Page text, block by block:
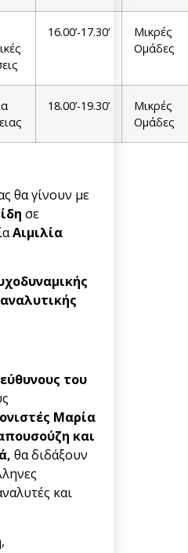
16.00’-17.30’
Μικρές
Ομάδες
18.00’-19.30’
Μικρές
Ομάδες
θα γίνουν με
σε
Αιμιλία
του
Μαρία
και
θα διδάξουν
και
,